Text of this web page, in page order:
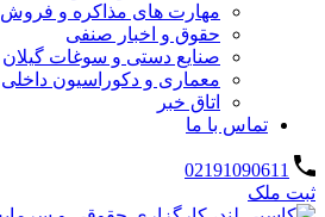
مهارت های مذاکره و فروش
حقوق و اخبار صنفی
صنایع دستی و سوغات گیلان
معماری و دکوراسیون داخلی
اتاق خبر
تماس با ما
02191090611
ثبت ملک